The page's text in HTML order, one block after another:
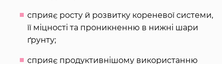
сприяє росту й розвитку кореневої системи,
її міцності та проникненню в нижні шари
ґрунту;
сприяє продуктивнішому використанню